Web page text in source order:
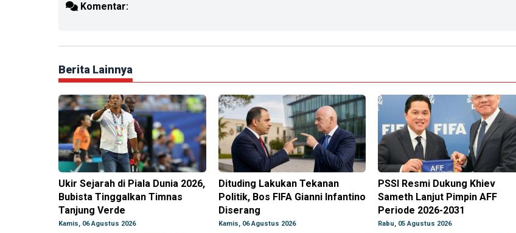
Komentar:
Berita Lainnya
Ukir Sejarah di Piala Dunia 2026,
Bubista Tinggalkan Timnas
Tanjung Verde
Kamis, 06 Agustus 2026
Dituding Lakukan Tekanan
Politik, Bos FIFA Gianni Infantino
Diserang
Kamis, 06 Agustus 2026
PSSI Resmi Dukung Khiev
Sameth Lanjut Pimpin AFF
Periode 2026-2031
Rabu, 05 Agustus 2026